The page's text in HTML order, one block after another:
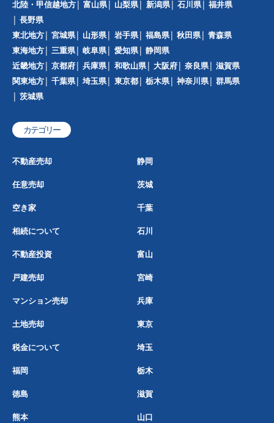
北陸・甲信越地方
富山県 山梨県 新潟県 石川県
福井県
長野県
東北地方
宮城県 山形県 岩手県 福島県 秋田県
青森県
東海地方
三重県 岐阜県 愛知県
静岡県
近畿地方
京都府 兵庫県 和歌山県 大阪府 奈良県
滋賀県
関東地方
千葉県 埼玉県 東京都 栃木県 神奈川県
群馬県
茨城県
カテゴリー
不動産売却 静岡
任意売却 茨城
空き家 千葉
相続について 石川
不動産投資 富山
戸建売却 宮崎
マンション売却 兵庫
土地売却 東京
税金について 埼玉
福岡 栃木
徳島 滋賀
熊本 山口